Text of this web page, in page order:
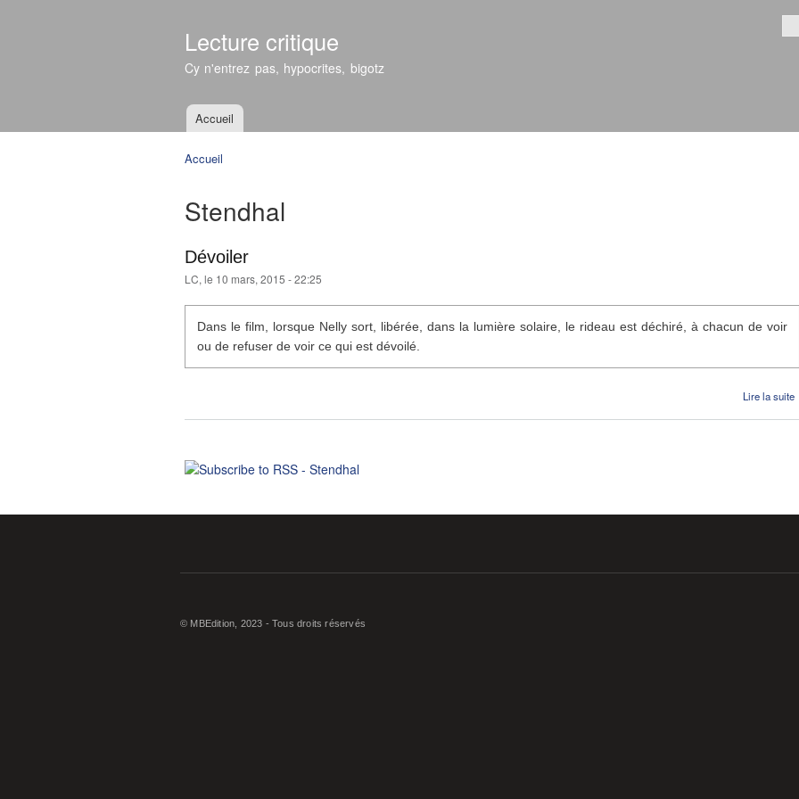
Lecture critique
Cy n'entrez pas, hypocrites, bigotz
Menu principal
Accueil
Accueil
Stendhal
Dévoiler
LC, le 10 mars, 2015 - 22:25
Dans le film, lorsque Nelly sort, libérée, dans la lumière solaire, le rideau est déchiré, à chacun de voir
ou de refuser de voir ce qui est dévoilé.
Lire la suite
© MBEdition, 2023 - Tous droits réservés